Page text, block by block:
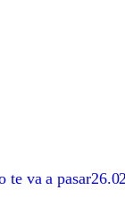
te va a pasar26.02